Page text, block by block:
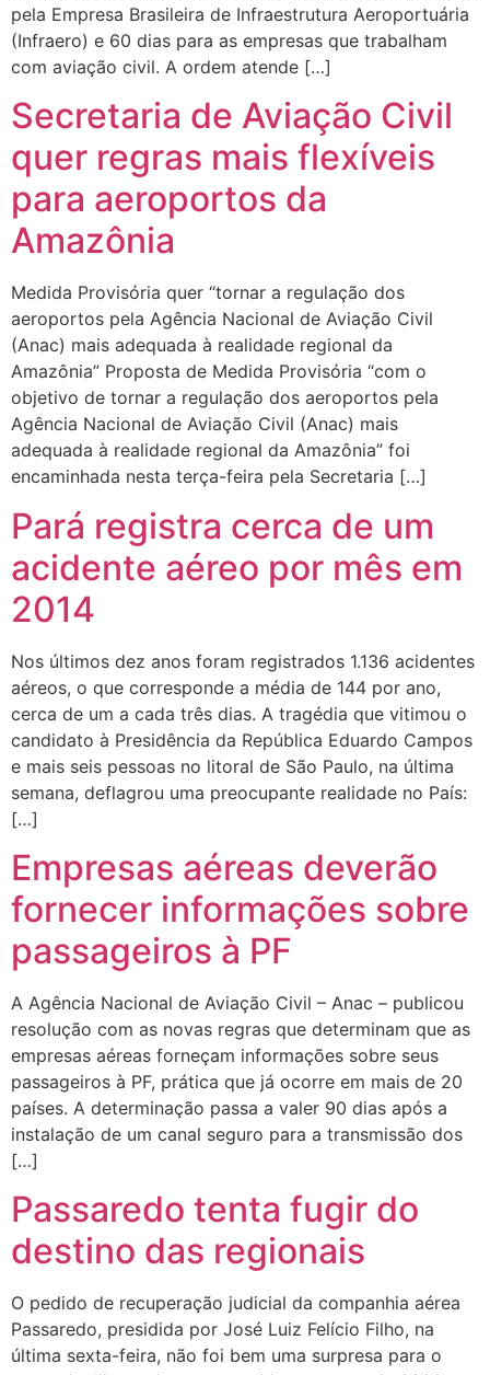
pela Empresa Brasileira de Infraestrutura Aeroportuária
(Infraero) e 60 dias para as empresas que trabalham
com aviação civil. A ordem atende […]
Secretaria de Aviação Civil
quer regras mais flexíveis
para aeroportos da
Amazônia
Medida Provisória quer “tornar a regulação dos
aeroportos pela Agência Nacional de Aviação Civil
(Anac) mais adequada à realidade regional da
Amazônia” Proposta de Medida Provisória “com o
objetivo de tornar a regulação dos aeroportos pela
Agência Nacional de Aviação Civil (Anac) mais
adequada à realidade regional da Amazônia” foi
encaminhada nesta terça-feira pela Secretaria […]
Pará registra cerca de um
acidente aéreo por mês em
2014
Nos últimos dez anos foram registrados 1.136 acidentes
aéreos, o que corresponde a média de 144 por ano,
cerca de um a cada três dias. A tragédia que vitimou o
candidato à Presidência da República Eduardo Campos
e mais seis pessoas no litoral de São Paulo, na última
semana, deflagrou uma preocupante realidade no País:
[…]
Empresas aéreas deverão
fornecer informações sobre
passageiros à PF
A Agência Nacional de Aviação Civil – Anac – publicou
resolução com as novas regras que determinam que as
empresas aéreas forneçam informações sobre seus
passageiros à PF, prática que já ocorre em mais de 20
países. A determinação passa a valer 90 dias após a
instalação de um canal seguro para a transmissão dos
[…]
Passaredo tenta fugir do
destino das regionais
O pedido de recuperação judicial da companhia aérea
Passaredo, presidida por José Luiz Felício Filho, na
última sexta-feira, não foi bem uma surpresa para o